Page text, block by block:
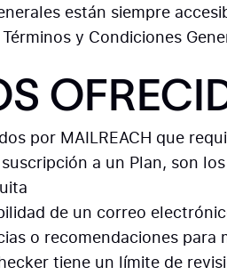
están siempre
y Condiciones
por MAILREACH que
a un Plan, son
de un correo
o recomendaciones
tiene un límite de